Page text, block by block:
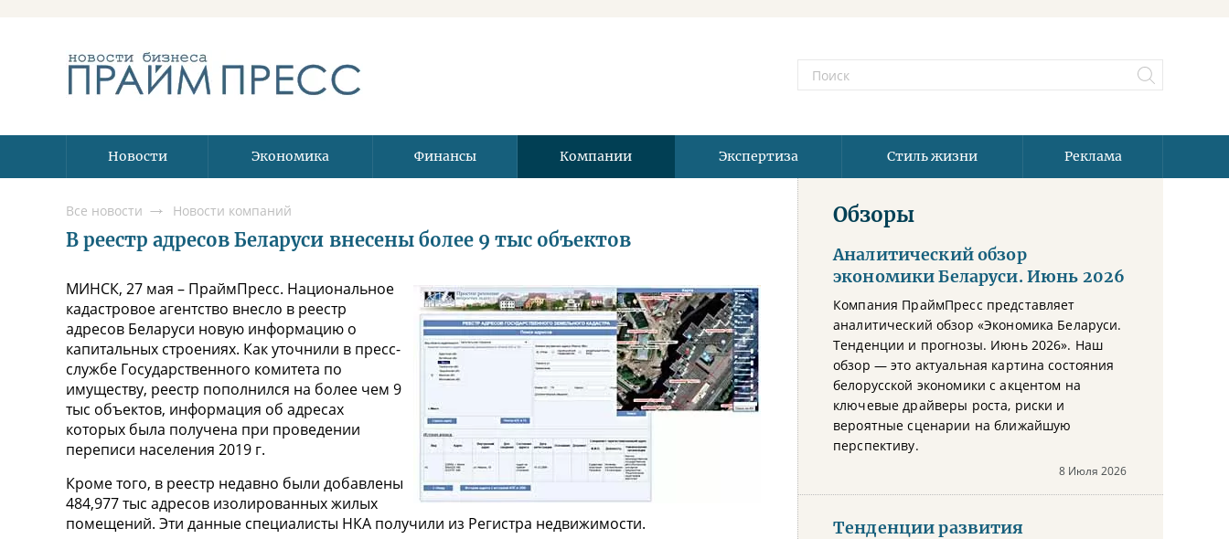
Новости Экономика Финансы Компании Экспертиза Стиль жизни Реклама
Все новости Новости компаний
В реестр адресов Беларуси внесены более 9 тыс объектов
МИНСК, 27 мая – ПраймПресс. Национальное
кадастровое агентство внесло в реестр
адресов Беларуси новую информацию о
капитальных строениях. Как уточнили в пресс-
службе Государственного комитета по
имуществу, реестр пополнился на более чем 9
тыс объектов, информация об адресах
которых была получена при проведении
переписи населения 2019 г.
Кроме того, в реестр недавно были добавлены
484,977 тыс адресов изолированных жилых
помещений. Эти данные специалисты НКА получили из Регистра недвижимости.
Обзоры
Аналитический обзор
экономики Беларуси. Июнь 2026
Компания ПраймПресс представляет
аналитический обзор «Экономика Беларуси.
Тенденции и прогнозы. Июнь 2026». Наш
обзор — это актуальная картина состояния
белорусской экономики с акцентом на
ключевые драйверы роста, риски и
вероятные сценарии на ближайшую
перспективу.
8 Июля 2026
Тенденции развития